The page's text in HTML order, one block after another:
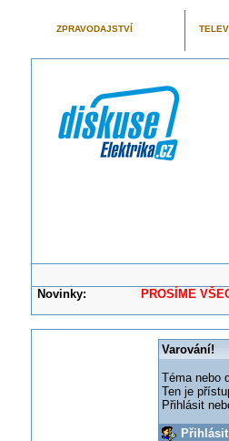
ZPRAVODAJSTVÍ
Novinky: PROSÍME
Varování!
Téma nebo
Ten je
Přihlásit
Přihlásit